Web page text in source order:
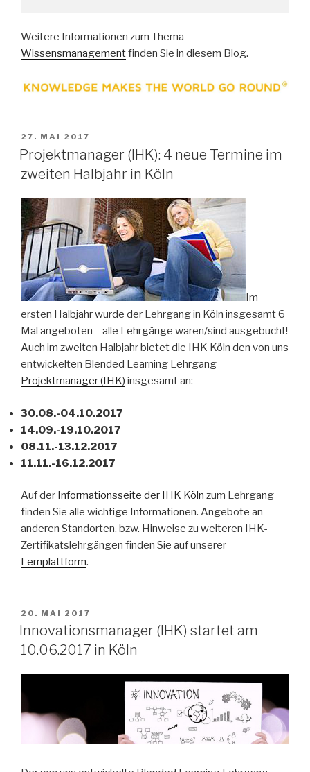
Weitere Informationen zum Thema
Wissensmanagementfinden Sie in diesem Blog.
VERÖFFENTLICHT
AM
27. MAI 2017
Projektmanager (IHK): 4 neue Termine im
zweiten Halbjahr in Köln
Im
ersten Halbjahr wurde der Lehrgang in Köln insgesamt 6
Mal angeboten – alle Lehrgänge waren/sind ausgebucht!
Auch im zweiten Halbjahr bietet die IHK Köln den von uns
entwickelten Blended Learning Lehrgang
Projektmanager (IHK) insgesamt an:
30.08.-04.10.2017
14.09.-19.10.2017
08.11.-13.12.2017
11.11.-16.12.2017
Auf der Informationsseite der IHK Köln zum Lehrgang
finden Sie alle wichtige Informationen. Angebote an
anderen Standorten, bzw. Hinweise zu weiteren IHK-
Zertifikatslehrgängen finden Sie auf unserer
Lernplattform.
VERÖFFENTLICHT
AM
20. MAI 2017
Innovationsmanager (IHK) startet am
10.06.2017 in Köln